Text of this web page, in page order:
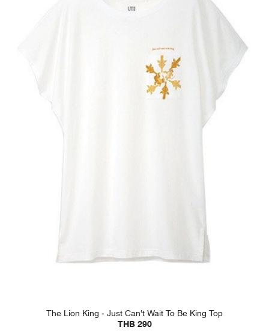
The Lion King - Just Can't Wait To Be King Top
THB 290